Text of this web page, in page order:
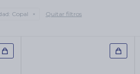
Copal Quitar filtros